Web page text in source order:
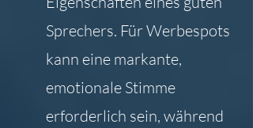
Sprechers. Für Werbespots
kann eine markante,
emotionale Stimme
erforderlich sein, während